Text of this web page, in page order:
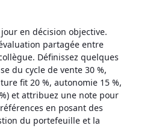
en décision objective.
partagée entre
Définissez quelques
du cycle de vente 30 %,
fit 20 %, autonomie 15 %,
et attribuez une note pour
en posant des
du portefeuille et la